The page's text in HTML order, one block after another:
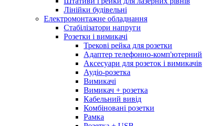
Лінійки будівельні
Електромонтажне обладнання
Стабілізатори напруги
Розетки і вимикачі
Трекові рейка для розетки
Адаптер телефонно-комп'ютерний
Аксесуари для розеток і вимикачів
Аудіо-розетка
Вимикачі
Вимикач + розетка
Кабельний вивід
Комбіновані розетки
Рамка